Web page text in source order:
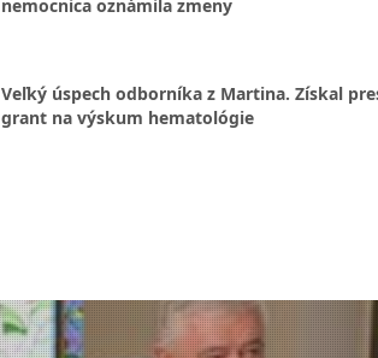
nemocnica oznámila zmeny
Veľký úspech odborníka z Martina. Získal
grant na výskum hematológie